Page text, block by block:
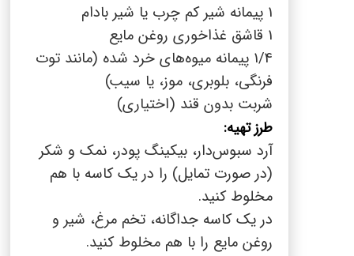
1 پیمانه شیر کم چرب یا شیر بادام
1 قاشق غذاخوری روغن مایع
1/4 پیمانه میوه‌های خرد شده (مانند توت
فرنگی، بلوبری، موز، یا سیب)
شربت بدون قند (اختیاری)
طرز تهیه:
آرد سبوس‌دار، بیکینگ پودر، نمک و شکر
(در صورت تمایل) را در یک کاسه با هم
مخلوط کنید.
در یک کاسه جداگانه، تخم مرغ، شیر و
روغن مایع را با هم مخلوط کنید.